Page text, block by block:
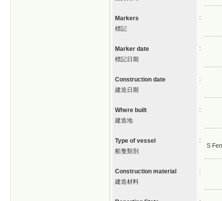
Markers
標記
:
Marker date
標記日期
:
Construction date
建造日期
:
Where built
建造地
:
Type of vessel
船隻類別
:
S
Construction material
建造材料
: